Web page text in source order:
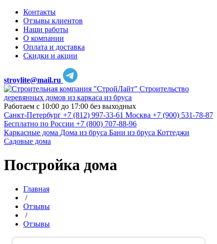
Контакты
Отзывы клиентов
Наши работы
О компании
Оплата и доставка
Скидки и акции
stroylite@mail.ru
Строительство
деревянных домов из каркаса из бруса
Работаем с 10:00 до 17:00 без выходных
Санкт-Петербург +7 (812) 997-33-61 Москва +7 (900) 531-78-87
Бесплатно по России +7 (800) 707-88-96
Каркасные дома Дома из бруса Бани из бруса Коттеджи
Садовые дома
Постройка дома
Главная
/
Отзывы
/
Отзывы